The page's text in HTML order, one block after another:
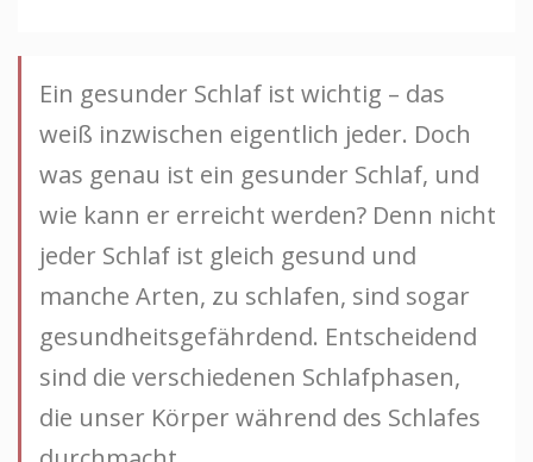
Ein gesunder Schlaf ist wichtig – das
weiß inzwischen eigentlich jeder. Doch
was genau ist ein gesunder Schlaf, und
wie kann er erreicht werden? Denn nicht
jeder Schlaf ist gleich gesund und
manche Arten, zu schlafen, sind sogar
gesundheitsgefährdend. Entscheidend
sind die verschiedenen Schlafphasen,
die unser Körper während des Schlafes